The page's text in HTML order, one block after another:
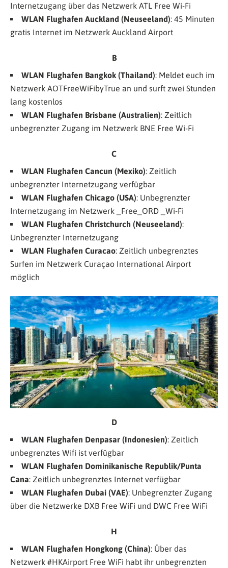
Internetzugang über das Netzwerk ATL Free Wi-Fi
WLAN Flughafen Auckland (Neuseeland): 45 Minuten
gratis Internet im Netzwerk Auckland Airport
B
WLAN Flughafen Bangkok (Thailand): Meldet euch im
Netzwerk AOTFreeWiFibyTrue an und surft zwei Stunden
lang kostenlos
WLAN Flughafen Brisbane (Australien): Zeitlich
unbegrenzter Zugang im Netzwerk BNE Free Wi-Fi
C
WLAN Flughafen Cancun (Mexiko): Zeitlich
unbegrenzter Internetzugang verfügbar
WLAN Flughafen Chicago (USA): Unbegrenzter
Internetzugang im Netzwerk _Free_ORD _Wi-Fi
WLAN Flughafen Christchurch (Neuseeland):
Unbegrenzter Internetzugang
WLAN Flughafen Curacao: Zeitlich unbegrenztes
Surfen im Netzwerk Curaçao International Airport
möglich
D
WLAN Flughafen Denpasar (Indonesien): Zeitlich
unbegrenztes Wifi ist verfügbar
WLAN Flughafen Dominikanische Republik/Punta
Cana: Zeitlich unbegrenztes Internet verfügbar
WLAN Flughafen Dubai (VAE): Unbegrenzter Zugang
über die Netzwerke DXB Free WiFi und DWC Free WiFi
H
WLAN Flughafen Hongkong (China): Über das
Netzwerk #HKAirport Free WiFi habt ihr unbegrenzten